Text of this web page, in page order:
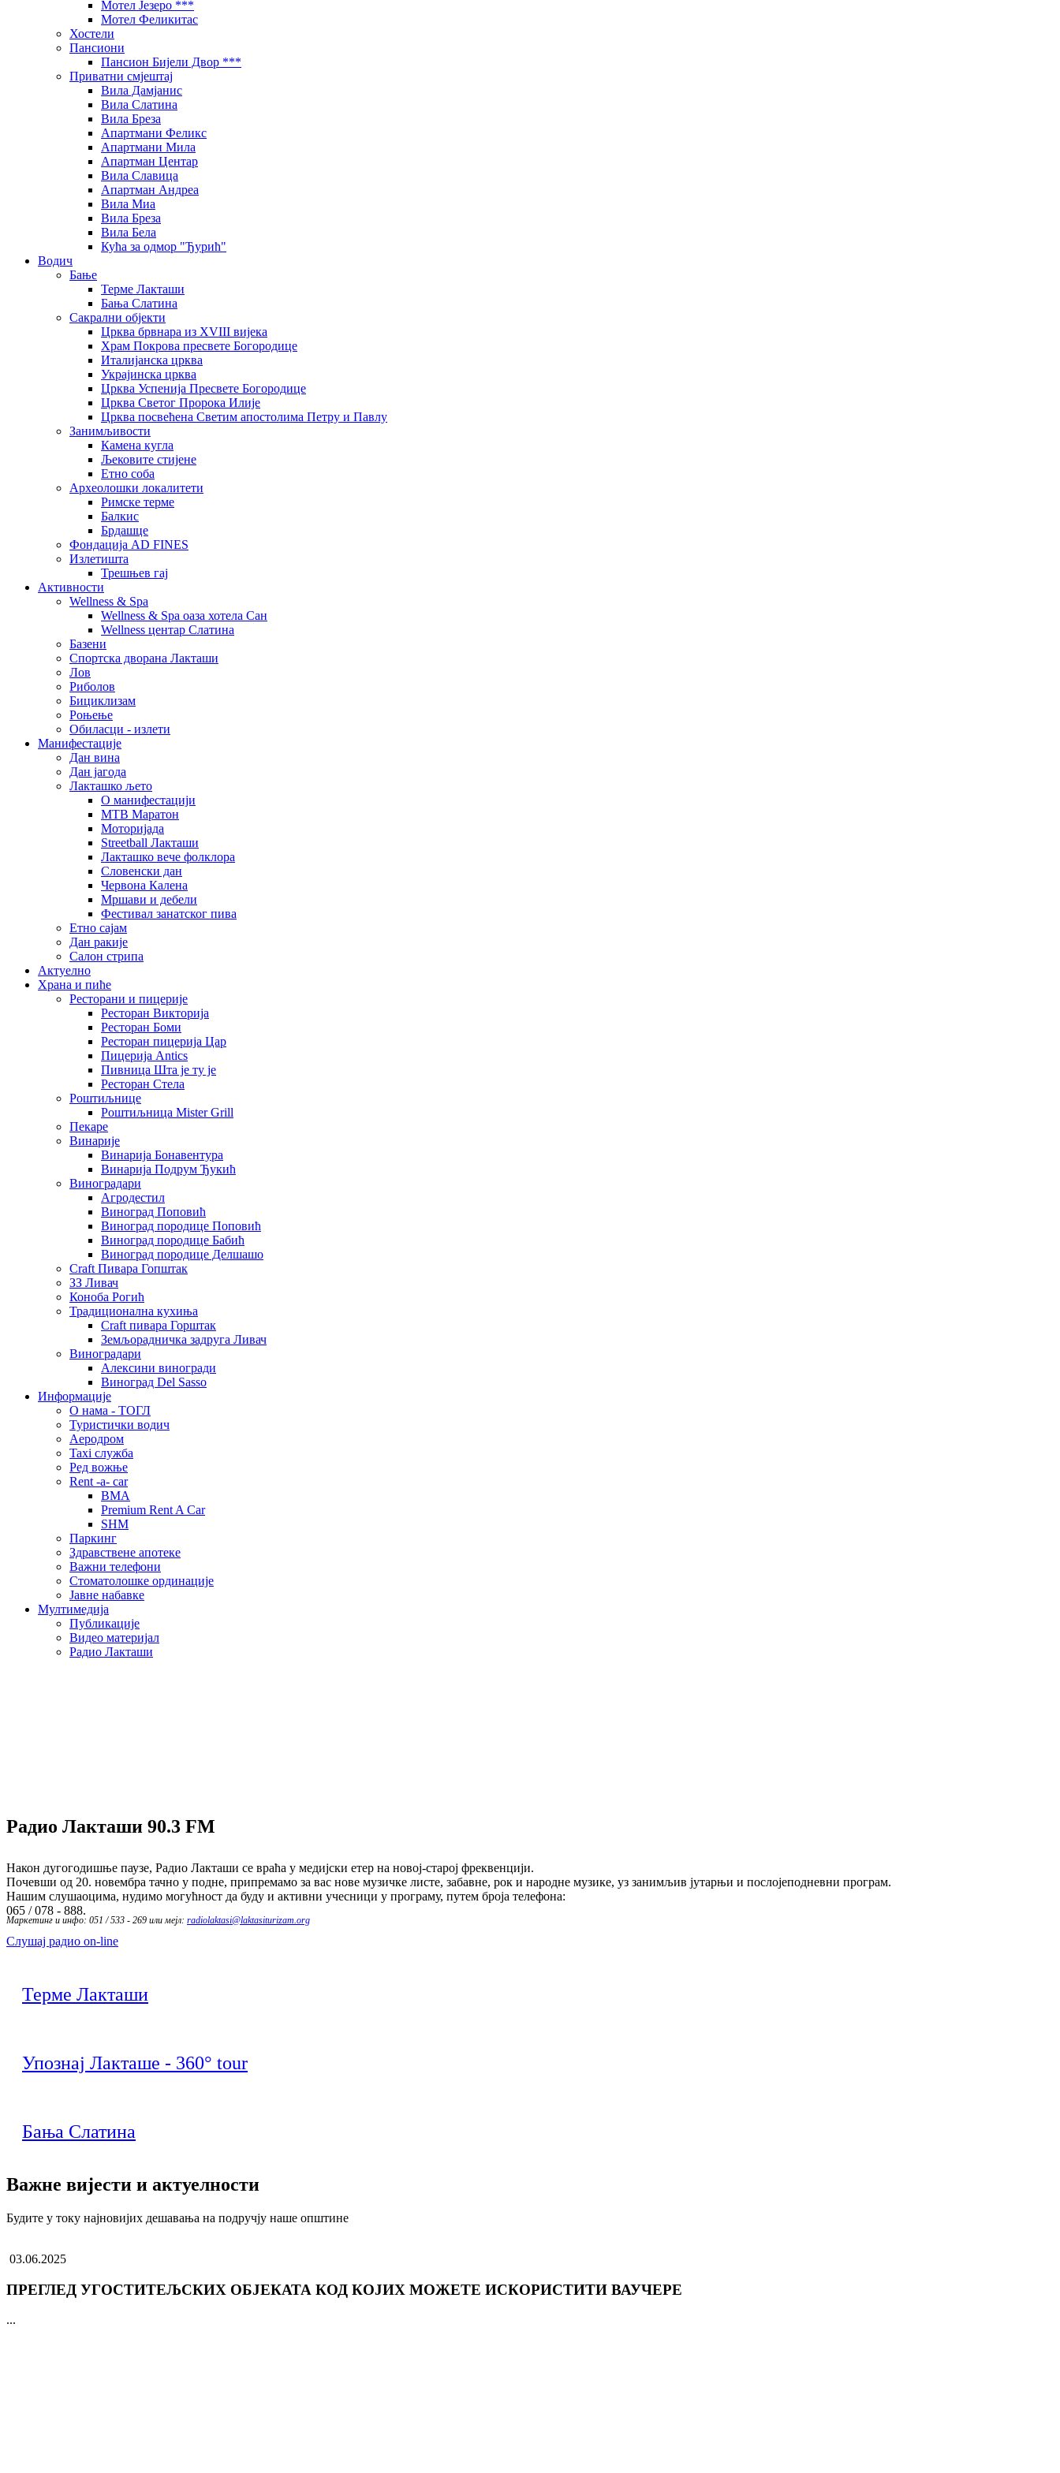
Мотел Језеро ***
Мотел Феликитас
Хостели
Пансиони
Пансион Бијели Двор ***
Приватни смјештај
Вила Дамјанис
Вила Слатина
Вила Бреза
Апартмани Феликс
Апартмани Мила
Апартман Центар
Вила Славица
Апартман Андреа
Вила Миа
Вила Бреза
Вила Бела
Кућа за одмор "Ђурић"
Водич
Бање
Терме Лакташи
Бања Слатина
Сакрални објекти
Црква брвнара из XVIII вијека
Храм Покрова пресвете Богородице
Италијанска црква
Украјинска црква
Црква Успенија Пресвете Богородице
Црква Светог Пророка Илије
Црква посвећена Светим апостолима Петру и Павлу
Занимљивости
Камена кугла
Љековите стијене
Етно соба
Археолошки локалитети
Римске терме
Балкис
Брдашце
Фондација AD FINES
Излетишта
Трешњев гај
Активности
Wellness & Spa
Wellness & Spa оаза хотела Сан
Wellness центар Слатина
Базени
Спортска дворана Лакташи
Лов
Риболов
Бициклизам
Роњење
Обиласци - излети
Манифестације
Дан вина
Дан јагода
Лакташко љето
О манифестацији
MTB Маратон
Моторијада
Streetball Лакташи
Лакташко вече фолклора
Словенски дан
Червона Калена
Мршави и дебели
Фестивал занатског пива
Етно сајам
Дан ракије
Салон стрипа
Актуелно
Храна и пиће
Ресторани и пицерије
Ресторан Викторија
Ресторан Боми
Ресторан пицерија Цар
Пицерија Аntics
Пивница Шта је ту је
Ресторан Стела
Роштиљнице
Роштиљница Mister Grill
Пекаре
Винарије
Винарија Бонавентура
Винарија Подрум Ђукић
Виноградари
Агродестил
Виноград Поповић
Виноград породице Поповић
Виноград породице Бабић
Виноград породице Делшашо
Craft Пивара Гопштак
ЗЗ Ливач
Коноба Рогић
Традиционална кухиња
Craft пивара Горштак
Земљорадничка задруга Ливач
Виноградари
Алексини виногради
Виноград Del Sasso
Информације
О нама - ТОГЛ
Туристички водич
Аеродром
Taxi служба
Ред вожње
Rent -a- car
BMA
Premium Rent A Car
SHM
Паркинг
Здравствене апотеке
Важни телефони
Стоматолошке ординације
Јавне набавке
Мултимедија
Публикације
Видео материјал
Радио Лакташи
Радио Лакташи 90.3 FM
Након дугогодишње паузе, Радио Лакташи се враћа у медијски етер на новој-старој фреквенцији.
Почевши од 20. новембра тачно у подне, припремамо за вас нове музичке листе, забавне, рок и народне музике, уз занимљив јутарњи и послојеподневни програм.
Нашим слушаоцима, нудимо могућност да буду и активни учесници у програму, путем броја телефона:
065 / 078 - 888.
Маркетинг и инфо: 051 / 533 - 269 или мејл: radiolaktasi@laktasiturizam.org
Слушај радио on-line
Терме Лакташи
Упознај Лакташе - 360° tour
Бања Слатина
Важне вијести и актуелности
Будите у току најновијих дешавања на подручју наше општине
03.06.2025
ПРЕГЛЕД УГОСТИТЕЉСКИХ ОБЈЕКАТА КОД КОЈИХ МОЖЕТЕ ИСКОРИСТИТИ ВАУЧЕРЕ
...